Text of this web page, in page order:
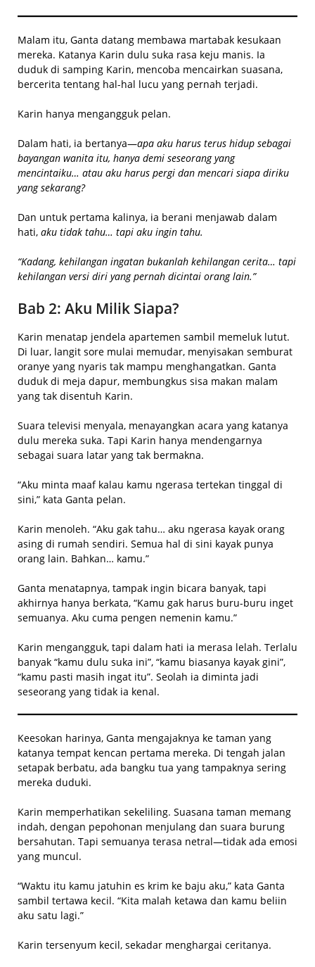
Malam itu, Ganta datang membawa martabak kesukaan
mereka. Katanya Karin dulu suka rasa keju manis. Ia
duduk di samping Karin, mencoba mencairkan suasana,
bercerita tentang hal-hal lucu yang pernah terjadi.
Karin hanya mengangguk pelan.
Dalam hati, ia bertanya—apa aku harus terus hidup sebagai
bayangan wanita itu, hanya demi seseorang yang
mencintaiku… atau aku harus pergi dan mencari siapa diriku
yang sekarang?
Dan untuk pertama kalinya, ia berani menjawab dalam
hati, aku tidak tahu… tapi aku ingin tahu.
“Kadang, kehilangan ingatan bukanlah kehilangan cerita… tapi
kehilangan versi diri yang pernah dicintai orang lain.”
Bab 2: Aku Milik Siapa?
Karin menatap jendela apartemen sambil memeluk lutut.
Di luar, langit sore mulai memudar, menyisakan semburat
oranye yang nyaris tak mampu menghangatkan. Ganta
duduk di meja dapur, membungkus sisa makan malam
yang tak disentuh Karin.
Suara televisi menyala, menayangkan acara yang katanya
dulu mereka suka. Tapi Karin hanya mendengarnya
sebagai suara latar yang tak bermakna.
“Aku minta maaf kalau kamu ngerasa tertekan tinggal di
sini,” kata Ganta pelan.
Karin menoleh. “Aku gak tahu… aku ngerasa kayak orang
asing di rumah sendiri. Semua hal di sini kayak punya
orang lain. Bahkan… kamu.”
Ganta menatapnya, tampak ingin bicara banyak, tapi
akhirnya hanya berkata, “Kamu gak harus buru-buru inget
semuanya. Aku cuma pengen nemenin kamu.”
Karin mengangguk, tapi dalam hati ia merasa lelah. Terlalu
banyak “kamu dulu suka ini”, “kamu biasanya kayak gini”,
“kamu pasti masih ingat itu”. Seolah ia diminta jadi
seseorang yang tidak ia kenal.
Keesokan harinya, Ganta mengajaknya ke taman yang
katanya tempat kencan pertama mereka. Di tengah jalan
setapak berbatu, ada bangku tua yang tampaknya sering
mereka duduki.
Karin memperhatikan sekeliling. Suasana taman memang
indah, dengan pepohonan menjulang dan suara burung
bersahutan. Tapi semuanya terasa netral—tidak ada emosi
yang muncul.
“Waktu itu kamu jatuhin es krim ke baju aku,” kata Ganta
sambil tertawa kecil. “Kita malah ketawa dan kamu beliin
aku satu lagi.”
Karin tersenyum kecil, sekadar menghargai ceritanya.